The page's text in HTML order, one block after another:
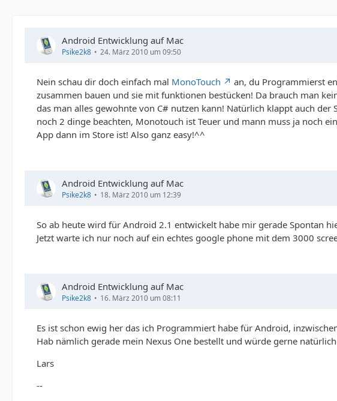
Android Entwicklung auf Mac
Psike2k8 24. März 2010 um 09:50
Nein schau dir doch einfach mal MonoTouch
an, du Programmierst
zusammen bauen und sie mit funktionen bestücken! Da brauch man
das man alles gewohnte von C# nutzen kann! Natürlich klappt auch
noch 2 dinge beachten, Monotouch ist Teuer und mann muss ja noch
App dann im Store ist! Also ganz easy!^^
Android Entwicklung auf Mac
Psike2k8 18. März 2010 um 12:39
So ab heute wird für Android 2.1 entwickelt habe mir gerade Spontan
Jetzt warte ich nur noch auf ein echtes google phone mit dem 3000
Android Entwicklung auf Mac
Psike2k8 16. März 2010 um 08:11
Es ist schon ewig her das ich Programmiert habe für Android,
Hab nämlich gerade mein Nexus One bestellt und würde gerne
Lars
--